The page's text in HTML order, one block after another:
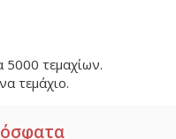
5000 τεμαχίων.
τεμάχιο.